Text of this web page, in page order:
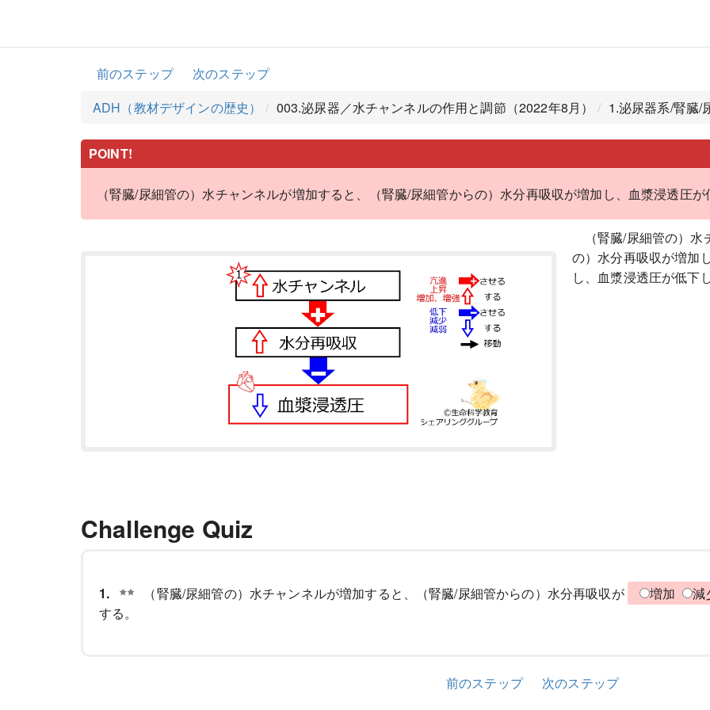
前のステップ
次のステップ
ADH（教材デザインの歴史）
003.泌尿器／水チャンネルの作用と調節（2022年8月） 1.泌尿器系/腎臓/
POINT!
（腎臓/尿細管の）水チャンネルが増加すると、（腎臓/尿細管からの）水分再吸収が増加し、血漿浸透圧
（腎臓/尿細管の）
の）水分再吸収が増加
し、血漿浸透圧が低下
Challenge Quiz
1. （腎臓/尿細管の）水チャンネルが増加すると、（腎臓/尿細管からの）水分再吸収が 増加
する。
前のステップ 次のステップ